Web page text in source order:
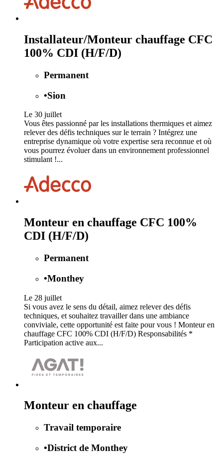
Installateur/Monteur chauffage CFC
100% CDI (H/F/D)
Permanent
•Sion
Le 30 juillet
Vous êtes passionné par les installations thermiques et aimez
relever des défis techniques sur le terrain ? Intégrez une
entreprise dynamique où votre expertise sera reconnue et où
vous pourrez évoluer dans un environnement professionnel
stimulant !...
Monteur en chauffage CFC 100%
CDI (H/F/D)
Permanent
•Monthey
Le 28 juillet
Si vous avez le sens du détail, aimez relever des défis
techniques, et souhaitez travailler dans une ambiance
conviviale, cette opportunité est faite pour vous ! Monteur en
chauffage CFC 100% CDI (H/F/D) Responsabilités *
Participation active aux...
Monteur en chauffage
Travail temporaire
•District de Monthey